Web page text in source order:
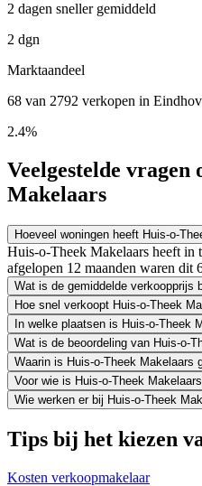
2 dagen sneller gemiddeld
2 dgn
Marktaandeel
68 van 2792 verkopen in
2.4%
Veelgestelde
Makelaars
Hoeveel woningen heeft Huis-o-
Huis-o-Theek Makelaars heeft in
afgelopen 12 maanden waren dit
Wat is de gemiddelde verkoopprijs
Hoe snel verkoopt Huis-o-Theek
In welke plaatsen is Huis-o-Theek
Wat is de beoordeling van Huis-o-
Waarin is Huis-o-Theek Makelaars
Voor wie is Huis-o-Theek
Wie werken er bij Huis-o-Theek
Tips bij het kiezen
Kosten verkoopmakelaar